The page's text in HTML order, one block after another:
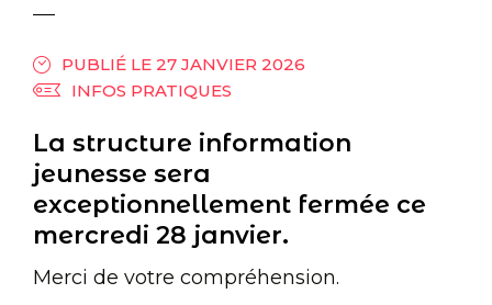
PUBLIÉ LE 27 JANVIER 2026
INFOS PRATIQUES
La structure information
jeunesse sera
exceptionnellement fermée ce
mercredi 28 janvier.
Merci de votre compréhension.